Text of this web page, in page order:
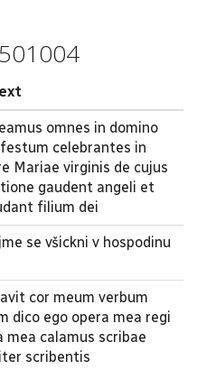
omnes in domino
celebrantes in
Mariae virginis de cujus
gaudent angeli et
filium dei
se všickni v hospodinu
cor meum verbum
dico ego opera mea regi
mea calamus scribae
scribentis